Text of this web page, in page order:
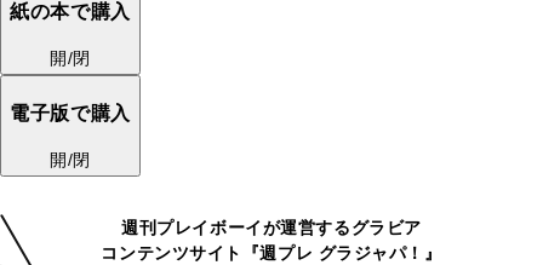
紙の本で購入
開/閉
電子版で購入
開/閉
週刊プレイボーイが運営するグラビア
コンテンツサイト『週プレ グラジャパ！』